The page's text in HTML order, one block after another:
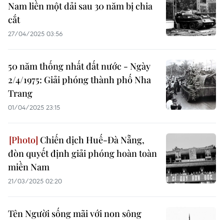
Nam liền một dải sau 30 năm bị chia
cắt
27/04/2025 03:56
50 năm thống nhất đất nước - Ngày
2/4/1975: Giải phóng thành phố Nha
Trang
01/04/2025 23:15
Chiến dịch Huế-Đà Nẵng,
đòn quyết định giải phóng hoàn toàn
miền Nam
21/03/2025 02:20
Tên Người sống mãi với non sông